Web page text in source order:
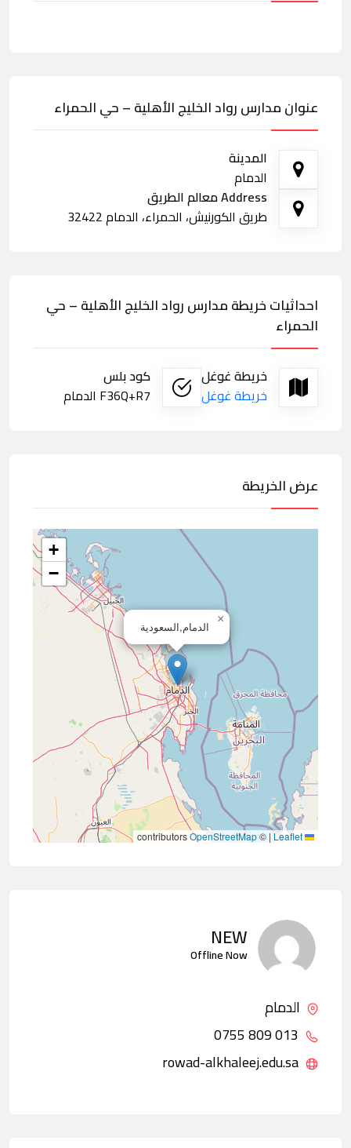
عنوان مدارس رواد الخليج الأهلية – حي الحمراء
المدينة
الدمام
Address معالم الطريق
طريق الكورنيش، الحمراء، الدمام 32422
احداثيات خريطة مدارس رواد الخليج الأهلية – حي
الحمراء
خريطة غوغل
خريطة غوغل
كود بلس
F36Q+R7 الدمام
عرض الخريطة
الدمام,السعودية
×
+
−
|
©
OpenStreetMap
NEW
Offline Now
الدمام